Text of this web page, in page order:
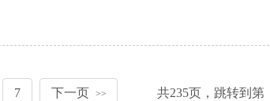
7 下一页 >> 共235页，跳转到第